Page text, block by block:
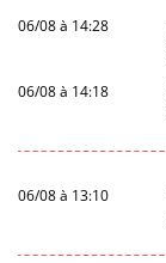
06/08 à 14:28
06/08 à 14:18
06/08 à 13:10